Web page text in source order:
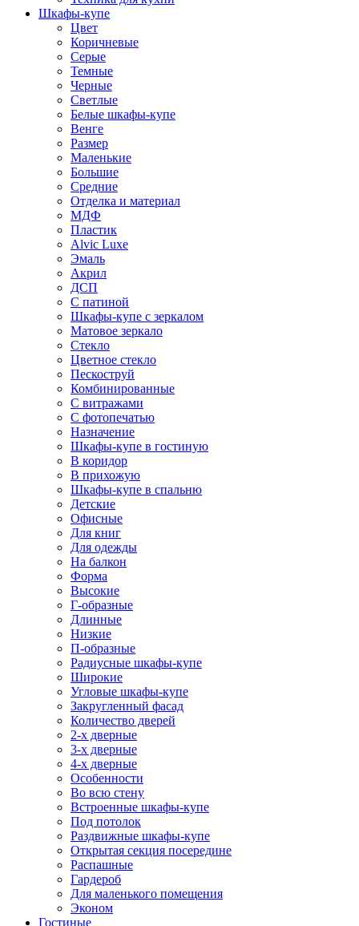
Шкафы-купе
Цвет
Коричневые
Серые
Темные
Черные
Светлые
Белые шкафы-купе
Венге
Размер
Маленькие
Большие
Средние
Отделка и материал
МДФ
Пластик
Alvic Luxe
Эмаль
Акрил
ДСП
С патиной
Шкафы-купе с зеркалом
Матовое зеркало
Стекло
Цветное стекло
Пескоструй
Комбинированные
С витражами
С фотопечатью
Назначение
Шкафы-купе в гостиную
В коридор
В прихожую
Шкафы-купе в спальню
Детские
Офисные
Для книг
Для одежды
На балкон
Форма
Высокие
Г-образные
Длинные
Низкие
П-образные
Радиусные шкафы-купе
Широкие
Угловые шкафы-купе
Закругленный фасад
Количество дверей
2-х дверные
3-х дверные
4-х дверные
Особенности
Во всю стену
Встроенные шкафы-купе
Под потолок
Раздвижные шкафы-купе
Открытая секция посередине
Распашные
Гардероб
Для маленького помещения
Эконом
Гостиные